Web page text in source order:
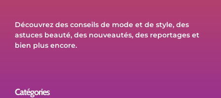
Découvrez des conseils de mode et de style, des
astuces beauté, des nouveautés, des reportages et
bien plus encore.
Catégories